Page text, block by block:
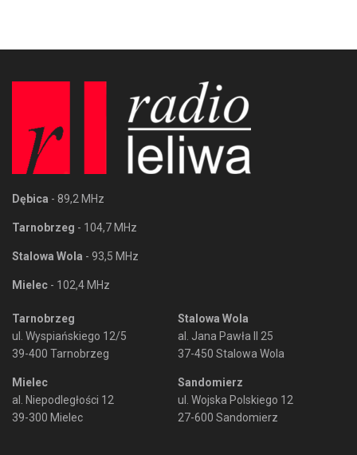
Dębica - 89,2 MHz
Tarnobrzeg - 104,7 MHz
Stalowa Wola - 93,5 MHz
Mielec - 102,4 MHz
Tarnobrzeg
ul. Wyspiańskiego 12/5
39-400 Tarnobrzeg
Mielec
al. Niepodległości 12
39-300 Mielec
Stalowa Wola
al. Jana Pawła II 25
37-450 Stalowa Wola
Sandomierz
ul. Wojska Polskiego 12
27-600 Sandomierz